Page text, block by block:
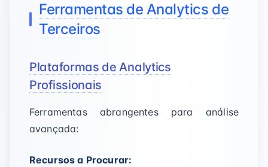
Ferramentas de Analytics de
Terceiros
Plataformas de Analytics
Profissionais
Ferramentas abrangentes para análise
avançada:
Recursos a Procurar: